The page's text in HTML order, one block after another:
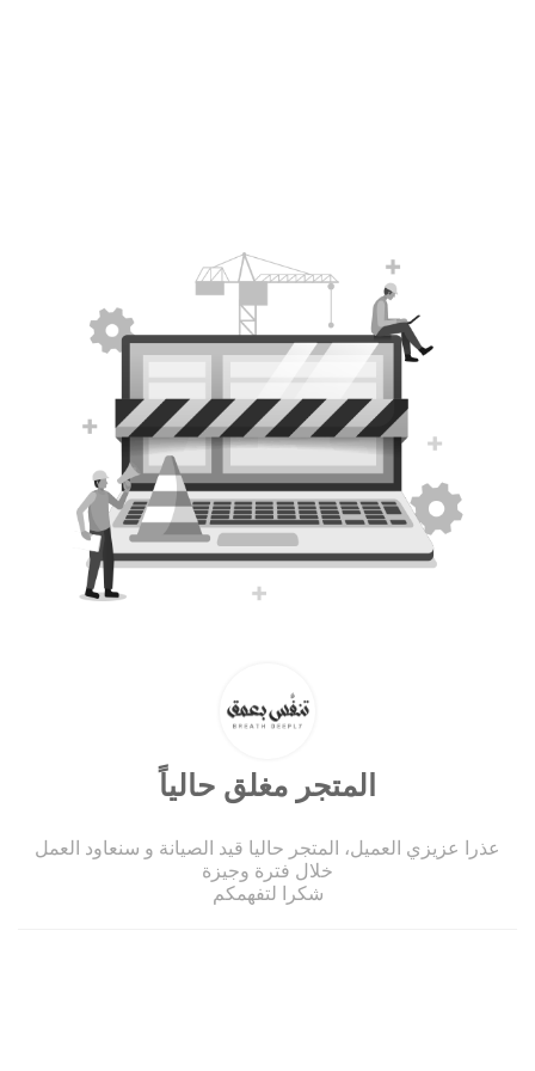
المتجر مغلق حالياً
عذرا عزيزي العميل، المتجر حاليا قيد الصيانة و سنعاود العمل
خلال فترة وجيزة
شكرا لتفهمكم